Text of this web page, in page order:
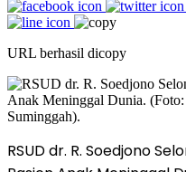
URL berhasil dicopy
RSUD dr. R. Soedjono